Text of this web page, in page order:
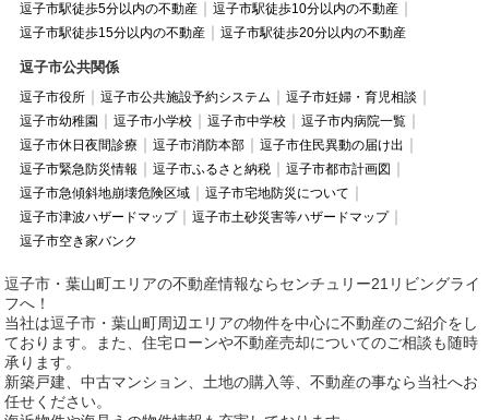
逗子市駅徒歩5分以内の不動産
逗子市駅徒歩10分以内の不動産
逗子市駅徒歩15分以内の不動産
逗子市駅徒歩20分以内の不動産
逗子市公共関係
逗子市役所 逗子市公共施設予約システム
逗子市妊婦・育児相談
逗子市幼稚園
逗子市小学校 逗子市中学校
逗子市内病院一覧
逗子市休日夜間診療
逗子市消防本部
逗子市住民異動の届け出
逗子市緊急防災情報
逗子市ふるさと納税
逗子市都市計画図
逗子市急傾斜地崩壊危険区域
逗子市宅地防災について
逗子市津波ハザードマップ
逗子市土砂災害等ハザードマップ
逗子市空き家バンク
逗子市・葉山町エリアの不動産情報ならセンチュリー21リビングライ
フへ！
当社は逗子市・葉山町周辺エリアの物件を中心に不動産のご紹介をし
ております。また、住宅ローンや不動産売却についてのご相談も随時
承ります。
新築戸建、中古マンション、土地の購入等、不動産の事なら当社へお
任せください。